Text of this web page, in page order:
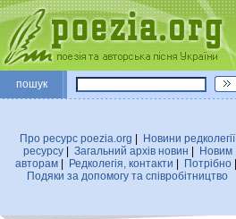
пошук
Про ресурс poezia.org
Новини редколегiї
ресурсу| Загальний архiв новин
Новим
авторам
Редколегiя, контакти Потрiбно
Подяки за допомогу та співробітництво